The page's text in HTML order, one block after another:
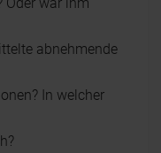
abnehmende
In welcher